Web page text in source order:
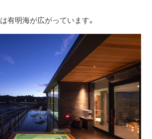
有明海が広がっています。